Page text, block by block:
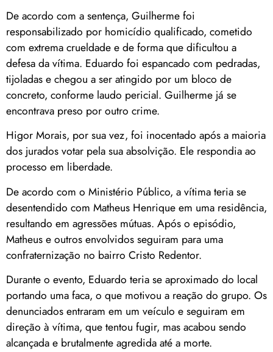
De acordo com a sentença, Guilherme foi
responsabilizado por homicídio qualificado, cometido
com extrema crueldade e de forma que dificultou a
defesa da vítima. Eduardo foi espancado com pedradas,
tijoladas e chegou a ser atingido por um bloco de
concreto, conforme laudo pericial. Guilherme já se
encontrava preso por outro crime.
Higor Morais, por sua vez, foi inocentado após a maioria
dos jurados votar pela sua absolvição. Ele respondia ao
processo em liberdade.
De acordo com o Ministério Público, a vítima teria se
desentendido com Matheus Henrique em uma residência,
resultando em agressões mútuas. Após o episódio,
Matheus e outros envolvidos seguiram para uma
confraternização no bairro Cristo Redentor.
Durante o evento, Eduardo teria se aproximado do local
portando uma faca, o que motivou a reação do grupo. Os
denunciados entraram em um veículo e seguiram em
direção à vítima, que tentou fugir, mas acabou sendo
alcançada e brutalmente agredida até a morte.